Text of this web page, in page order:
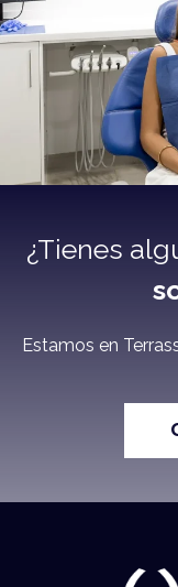
¿Tienes
Estamos en